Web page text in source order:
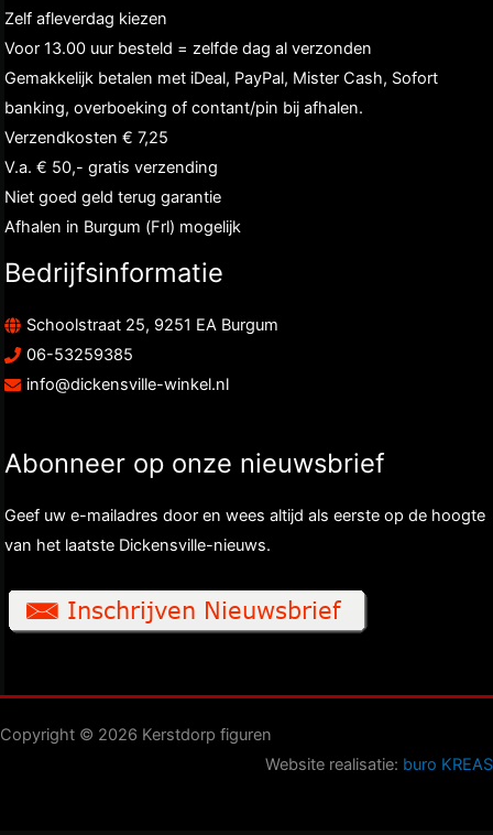
Zelf afleverdag kiezen
Voor 13.00 uur besteld = zelfde dag al verzonden
Gemakkelijk betalen met iDeal, PayPal, Mister Cash, Sofort
banking, overboeking of contant/pin bij afhalen.
Verzendkosten € 7,25
V.a. € 50,- gratis verzending
Niet goed geld terug garantie
Afhalen in Burgum (Frl) mogelijk
Bedrijfsinformatie
Schoolstraat 25, 9251 EA Burgum
06-53259385
info@dickensville-winkel.nl
Abonneer op onze nieuwsbrief
Geef uw e-mailadres door en wees altijd als eerste op de hoogte
van het laatste Dickensville-nieuws.
Copyright © 2026 Kerstdorp figuren
Website realisatie: buro KREAS